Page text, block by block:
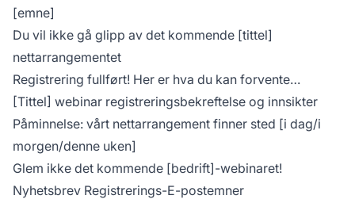
[emne]
Du vil ikke gå glipp av det kommende [tittel]
nettarrangementet
Registrering fullført! Her er hva du kan forvente…
[Tittel] webinar registreringsbekreftelse og innsikter
Påminnelse: vårt nettarrangement finner sted [i dag/i
morgen/denne uken]
Glem ikke det kommende [bedrift]-webinaret!
Nyhetsbrev Registrerings-E-postemner